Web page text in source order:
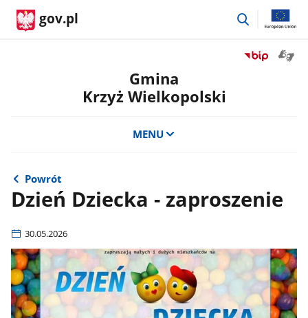
gov.pl
przejdź
Przejdź
Gmina
Krzyż Wielkopolski
MENU
Powrót
Dzień Dziecka - zaproszenie
30.05.2026